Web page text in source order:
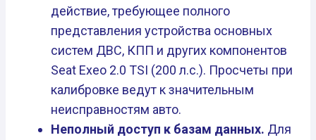
действие, требующее полного
представления устройства основных
систем ДВС, КПП и других компонентов
Seat Exeo 2.0 TSI (200 л.с.). Просчеты при
калибровке ведут к значительным
неисправностям авто.
Неполный доступ к базам данных. Для